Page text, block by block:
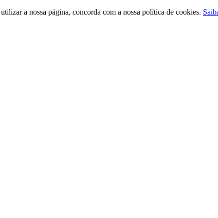
a nossa página, concorda com a nossa política de cookies.